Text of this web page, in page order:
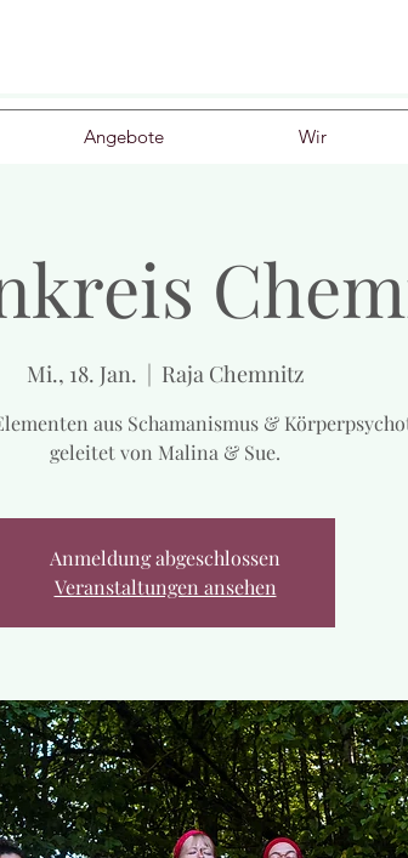
Angebote Wir
Mi., 18. Jan.
  |
Raja Chemnitz
aus Schamanismus &
geleitet von Malina & Sue.
Anmeldung abgeschlossen
Veranstaltungen ansehen